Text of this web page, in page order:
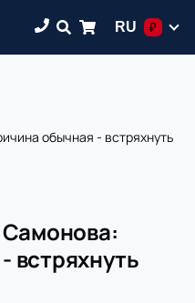
RU ₽
обычная - встряхнуть
Самонова:
встряхнуть